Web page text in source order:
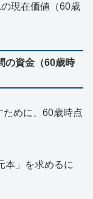
現在価値（60歳
の資金（60歳時
めに、60歳時点
本」を求めるに